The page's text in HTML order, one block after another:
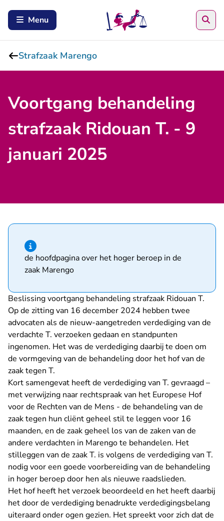
Menu
Strafzaak Marengo
Voortgang behandeling
strafzaak Ridouan T. - 9
januari 2025
Hint van type informatie
de hoofdpagina over het hoger beroep in de
zaak Marengo
Beslissing voortgang behandeling strafzaak Ridouan T.
Op de zitting van 16 december 2024 hebben twee
advocaten als de nieuw-aangetreden verdediging van de
verdachte T. verzoeken gedaan en standpunten
ingenomen. Het was de verdediging daarbij te doen om
de vormgeving van de behandeling door het hof van de
zaak tegen T.
Kort samengevat heeft de verdediging van T. gevraagd –
met verwijzing naar rechtspraak van het Europese Hof
voor de Rechten van de Mens - de behandeling van de
zaak tegen hun cliënt geheel stil te leggen voor 16
maanden, en de zaak geheel los van de zaken van de
andere verdachten in Marengo te behandelen. Het
stilleggen van de zaak T. is volgens de verdediging van T.
nodig voor een goede voorbereiding van de behandeling
in hoger beroep door hen als nieuwe raadslieden.
Het hof heeft het verzoek beoordeeld en het heeft daarbij
het door de verdediging benadrukte verdedigingsbelang
uiteraard onder ogen gezien. Het spreekt voor zich dat de